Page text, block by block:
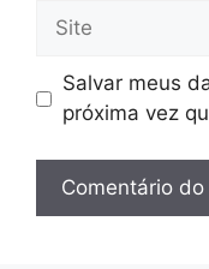
Site
Salvar meus
próxima vez